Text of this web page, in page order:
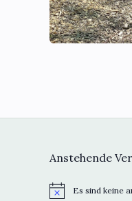
Anstehende
H
Es sind keine